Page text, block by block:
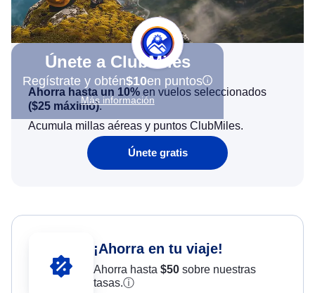
Únete a ClubMiles
Regístrate y obtén$10en puntos
Más información
Ahorra hasta un 10% en vuelos seleccionados
($25 máximo).
Acumula millas aéreas y puntos ClubMiles.
Únete gratis
¡Ahorra en tu viaje!
Ahorra hasta $50sobre nuestras
tasas.ⓘ